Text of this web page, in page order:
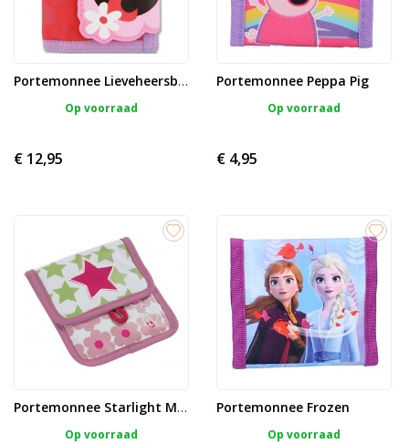
Portemonnee Lieveheersbeestje
Op voorraad
€ 12,95
Portemonnee Peppa Pig
Op voorraad
€ 4,95
Portemonnee Starlight Magenta
Op voorraad
Portemonnee Frozen
Op voorraad